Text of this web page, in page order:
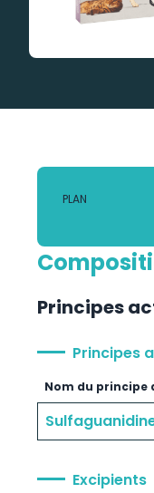
Principes
Principes
Nom du principe
Excipients
PLAN